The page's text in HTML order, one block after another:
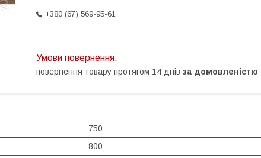
+380 (67) 569-95-61
повернення товару протягом 14 днів за домовленістю
750
800